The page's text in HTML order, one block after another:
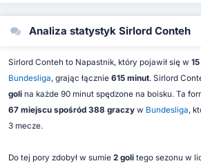
Analiza statystyk Sirlord Conteh
Sirlord Conteh to Napastnik, który pojawił się w
Bundesliga, grając łącznie 615 minut. Sirlord
golina każde 90 minut spędzone na boisku. Ta
67 miejscu spośród 388 graczyw Bundesliga,
3 mecze.
Do tej pory zdobył w sumie 2 golitego sezonu w